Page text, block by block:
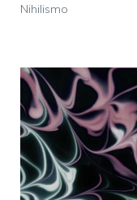
Nihilismo